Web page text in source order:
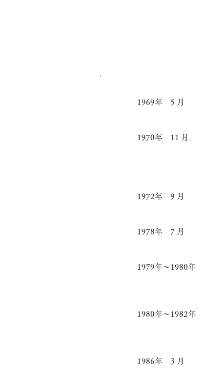
1969年 5 月
1970年 11 月
1972年 9 月
1978年 7 月
1979年～1980年
1980年～1982年
1986年 3 月